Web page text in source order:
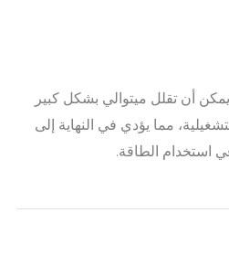
أن تقلل ميتوالي بشكل كبير
مما يؤدي في النهاية إلى
استخدام الطاقة.